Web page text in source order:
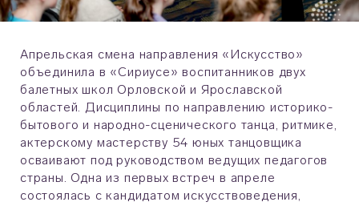
Апрельская смена направления «Искусство»
объединила в «Сириусе» воспитанников двух
балетных школ Орловской и Ярославской
областей. Дисциплины по направлению историко-
бытового и народно-сценического танца, ритмике,
актерскому мастерству 54 юных танцовщика
осваивают под руководством ведущих педагогов
страны. Одна из первых встреч в апреле
состоялась с кандидатом искусствоведения,